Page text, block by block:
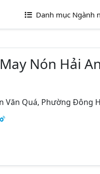
Danh mục Ngành
Nón Hải
Văn Quá, Phường Đông